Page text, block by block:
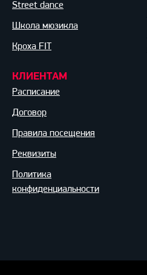
Street dance
Школа мюзикла
Кроха FIT
КЛИЕНТАМ
Расписание
Договор
Правила посещения
Реквизиты
Политика
конфиденциальности